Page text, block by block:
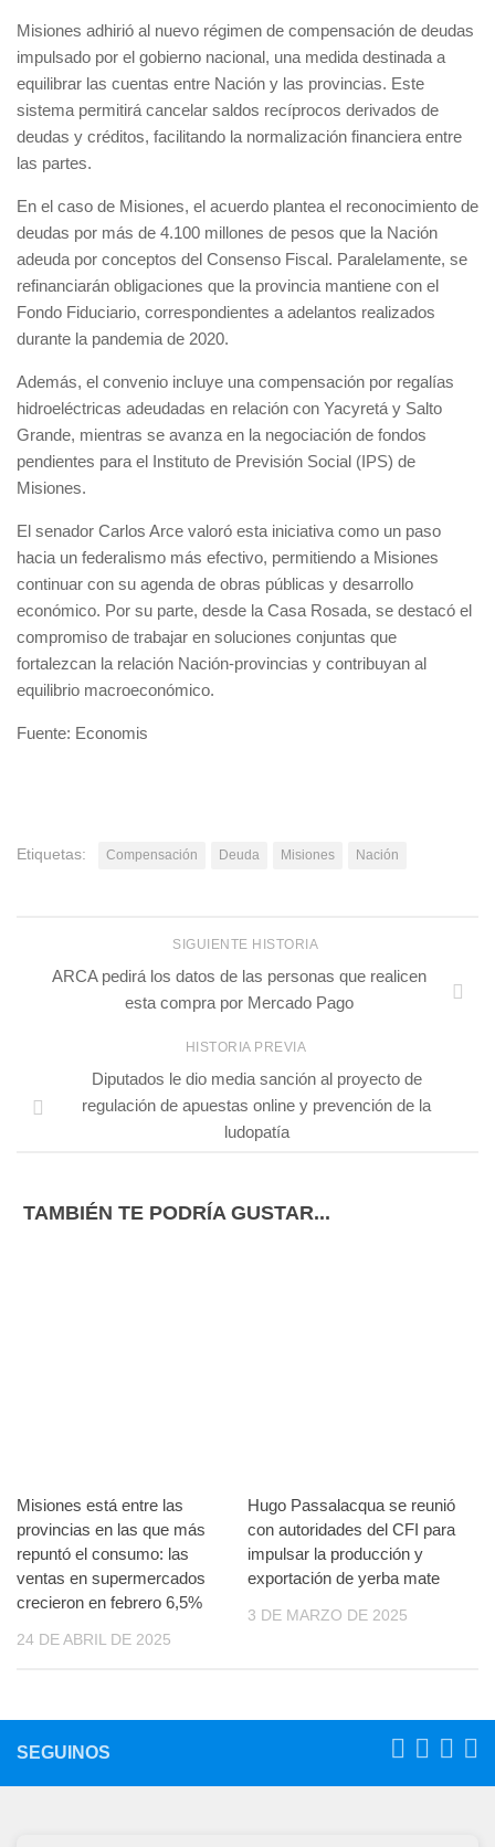
Misiones adhirió al nuevo régimen de compensación de deudas
impulsado por el gobierno nacional, una medida destinada a
equilibrar las cuentas entre Nación y las provincias. Este
sistema permitirá cancelar saldos recíprocos derivados de
deudas y créditos, facilitando la normalización financiera entre
las partes.
En el caso de Misiones, el acuerdo plantea el reconocimiento de
deudas por más de 4.100 millones de pesos que la Nación
adeuda por conceptos del Consenso Fiscal. Paralelamente, se
refinanciarán obligaciones que la provincia mantiene con el
Fondo Fiduciario, correspondientes a adelantos realizados
durante la pandemia de 2020.
Además, el convenio incluye una compensación por regalías
hidroeléctricas adeudadas en relación con Yacyretá y Salto
Grande, mientras se avanza en la negociación de fondos
pendientes para el Instituto de Previsión Social (IPS) de
Misiones.
El senador Carlos Arce valoró esta iniciativa como un paso
hacia un federalismo más efectivo, permitiendo a Misiones
continuar con su agenda de obras públicas y desarrollo
económico. Por su parte, desde la Casa Rosada, se destacó el
compromiso de trabajar en soluciones conjuntas que
fortalezcan la relación Nación-provincias y contribuyan al
equilibrio macroeconómico.
Fuente: Economis
Etiquetas: Compensación Deuda Misiones Nación
SIGUIENTE HISTORIA
ARCA pedirá los datos de las personas que realicen
esta compra por Mercado Pago
HISTORIA PREVIA
Diputados le dio media sanción al proyecto de
regulación de apuestas online y prevención de la
ludopatía
TAMBIÉN TE PODRÍA GUSTAR...
Misiones está entre las
provincias en las que más
repuntó el consumo: las
ventas en supermercados
crecieron en febrero 6,5%
24 DE ABRIL DE 2025
Hugo Passalacqua se reunió
con autoridades del CFI para
impulsar la producción y
exportación de yerba mate
3 DE MARZO DE 2025
SEGUINOS